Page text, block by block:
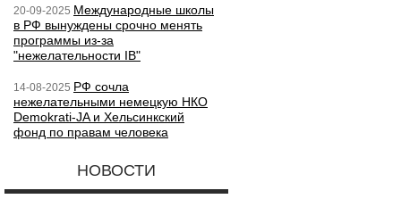
20-09-2025 Международные школы
в РФ вынуждены срочно менять
программы из-за
"нежелательности IB"
14-08-2025 РФ сочла
нежелательными немецкую НКО
Demokrati-JA и Хельсинкский
фонд по правам человека
НОВОСТИ